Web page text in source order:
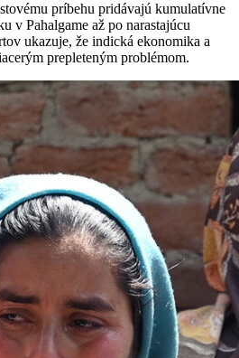
príbehu pridávajú kumulatívne
v Pahalgame až po narastajúcu
ukazuje, že indická ekonomika a
prepleteným problémom.